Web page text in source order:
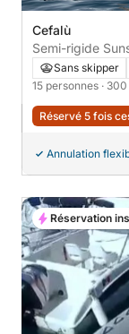
Cefalù
Sans skipper
15 personnes ·
Réservé 5 fois
Annulation
Réservation